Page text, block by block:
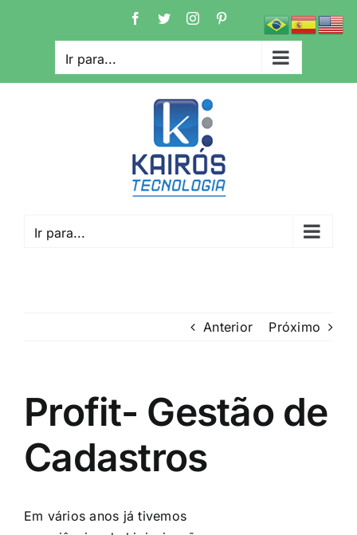
conteúdo
Facebook
TwitterInstagramPinterest
Ir para...
Ir para...
Anterior Próximo
Profit- Gestão de
Cadastros
Em vários anos já tivemos